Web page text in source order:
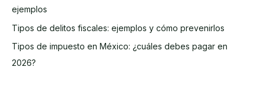
organizar
contabilidad?
ejemplos
Tipos de delitos fiscales: ejemplos y cómo prevenirlos
Tipos de impuesto en México: ¿cuáles debes pagar en
2026?